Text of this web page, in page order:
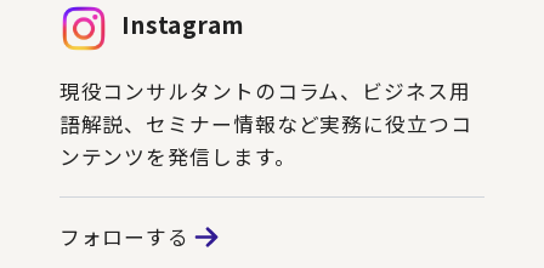
Instagram
現役コンサルタントのコラム、ビジネス用
語解説、セミナー情報など実務に役立つコ
ンテンツを発信します。
フォローする